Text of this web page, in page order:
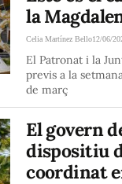
la
Celia Martínez Bello12/06/
El Patronat i la
previs a la
de març
El govern
dispositiu
coordinat